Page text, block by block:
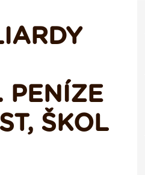
PENÍZE
ŠKOL